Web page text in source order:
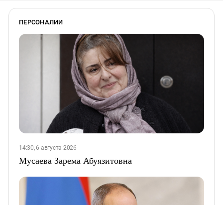
ПЕРСОНАЛИИ
14:30, 6 августа 2026
Мусаева Зарема Абуязитовна